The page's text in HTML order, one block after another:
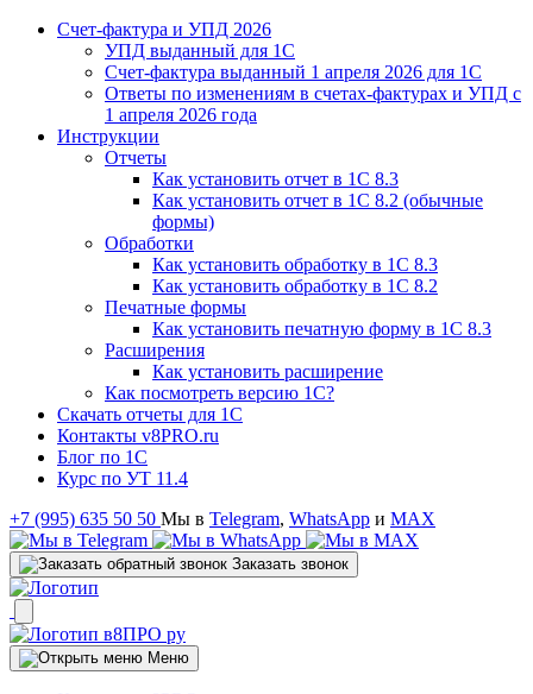
Счет-фактура и УПД 2026
УПД выданный для 1C
Счет-фактура выданный 1 апреля 2026 для 1C
Ответы по изменениям в счетах-фактурах и УПД с
1 апреля 2026 года
Инструкции
Отчеты
Как установить отчет в 1С 8.3
Как установить отчет в 1С 8.2 (обычные
формы)
Обработки
Как установить обработку в 1С 8.3
Как установить обработку в 1С 8.2
Печатные формы
Как установить печатную форму в 1С 8.3
Расширения
Как установить расширение
Как посмотреть версию 1С?
Скачать отчеты для 1С
Контакты v8PRO.ru
Блог по 1С
Курс по УТ 11.4
+7 (995) 635 50 50 Мы в Telegram, WhatsApp и MAX
Заказать звонок
Меню